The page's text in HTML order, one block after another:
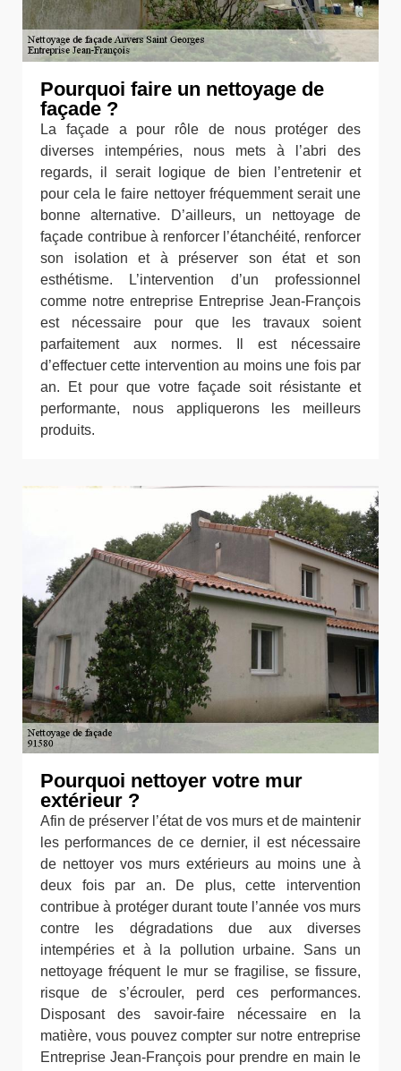
Pourquoi faire un nettoyage de
façade ?
La façade a pour rôle de nous protéger des
diverses intempéries, nous mets à l’abri des
regards, il serait logique de bien l’entretenir et
pour cela le faire nettoyer fréquemment serait une
bonne alternative. D’ailleurs, un nettoyage de
façade contribue à renforcer l’étanchéité, renforcer
son isolation et à préserver son état et son
esthétisme. L’intervention d’un professionnel
comme notre entreprise Entreprise Jean-François
est nécessaire pour que les travaux soient
parfaitement aux normes. Il est nécessaire
d’effectuer cette intervention au moins une fois par
an. Et pour que votre façade soit résistante et
performante, nous appliquerons les meilleurs
produits.
Pourquoi nettoyer votre mur
extérieur ?
Afin de préserver l’état de vos murs et de maintenir
les performances de ce dernier, il est nécessaire
de nettoyer vos murs extérieurs au moins une à
deux fois par an. De plus, cette intervention
contribue à protéger durant toute l’année vos murs
contre les dégradations due aux diverses
intempéries et à la pollution urbaine. Sans un
nettoyage fréquent le mur se fragilise, se fissure,
risque de s’écrouler, perd ces performances.
Disposant des savoir-faire nécessaire en la
matière, vous pouvez compter sur notre entreprise
Entreprise Jean-François pour prendre en main le